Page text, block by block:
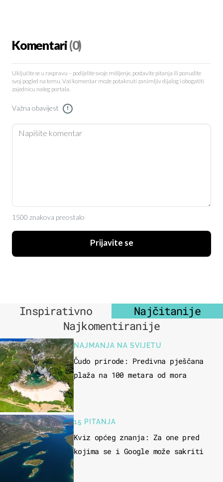
Komentari(0)
Uključite se u raspravu – podijelite svoje mišljenje, postavite pitanja ili ponudite
svoj pogled na temu. Vaš komentar može potaknuti zanimljiv dijalog i obogatiti
zajednicu našeg portala.
Važna obavijest !
1500 znakova preostalo
Prijavite se
Inspirativno
Najčitanije
Najkomentiranije
NAJMANJA NA SVIJETU
Čudo prirode: Predivna pješčana
plaža na 100 metara od mora
15 PITANJA
Kviz općeg znanja: Za one pred
kojima se i Google može sakriti